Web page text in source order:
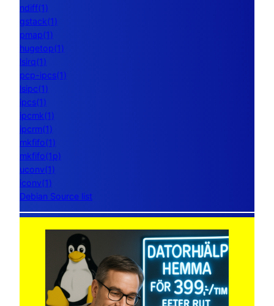
ndiff(1)
gstack(1)
pmap(1)
hugetop(1)
lsirq(1)
pcp-ipcs(1)
lsipc(1)
ipcs(1)
ipcmk(1)
ipcrm(1)
mkfifo(1)
mkfifo(1p)
uconv(1)
iconv(1)
Debian Source list